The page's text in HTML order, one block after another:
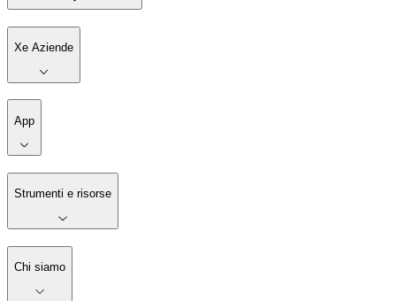
Xe Aziende
App
Strumenti e risorse
Chi siamo